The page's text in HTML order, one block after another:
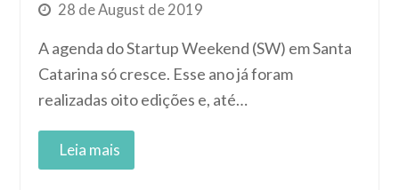
28 de August de 2019
A agenda do Startup Weekend (SW) em Santa
Catarina só cresce. Esse ano já foram
realizadas oito edições e, até…